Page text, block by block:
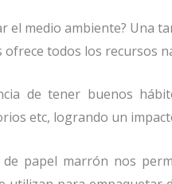
el medio ambiente?
ofrece todos los recursos
de tener buenos
etc, logrando un
de papel marrón nos